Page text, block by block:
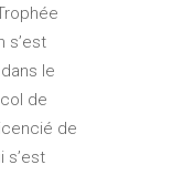
s’est
le
de
de
s’est